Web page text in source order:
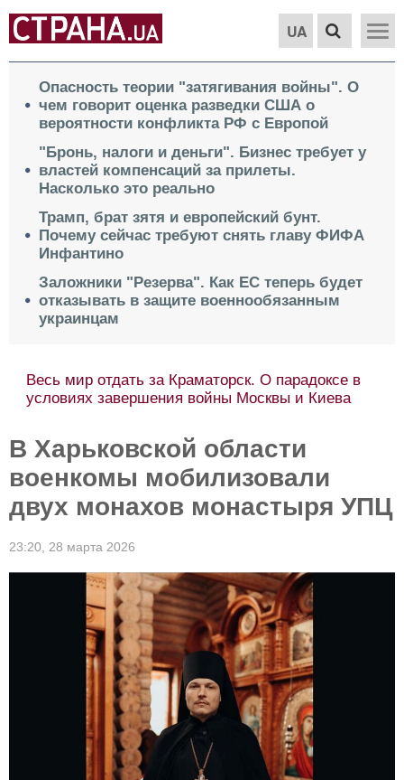
UA
Опасность теории "затягивания войны". О
чем говорит оценка разведки США о
вероятности конфликта РФ с Европой
"Бронь, налоги и деньги". Бизнес требует у
властей компенсаций за прилеты.
Насколько это реально
Трамп, брат зятя и европейский бунт.
Почему сейчас требуют снять главу ФИФА
Инфантино
Заложники "Резерва". Как ЕС теперь будет
отказывать в защите военнообязанным
украинцам
1628-й день войны в Украине. Что
происходит 9 августа. Обновляется
В Харьковской области
военкомы мобилизовали
двух монахов монастыря УПЦ
23:20, 28 марта 2026